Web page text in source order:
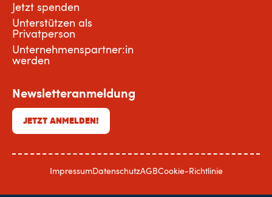
Jetzt spenden
Unterstützen als
Privatperson
Unternehmenspartner:in
werden
Newsletteranmeldung
JETZT ANMELDEN!
ImpressumDatenschutzAGBCookie-Richtlinie